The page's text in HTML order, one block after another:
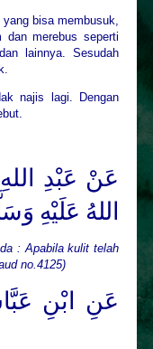
bisa membusuk,
dan merebus seperti
lainnya. Sesudah
najis lagi. Dengan
عَنْ عَبْدِ
اللهُ عَلَيْهِ
: Apabila kulit telah
no.4125)
عَنِ ابْنِ